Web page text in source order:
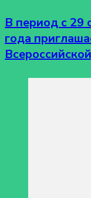
В период с 29
года